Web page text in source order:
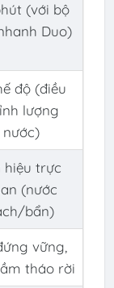
(với bộ
Duo)
độ (điều
lượng
nước)
hiệu trực
(nước
bẩn)
vững,
tháo rời